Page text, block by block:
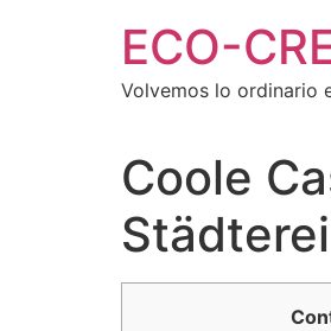
ECO-
Volvemos lo ordinario
Coole